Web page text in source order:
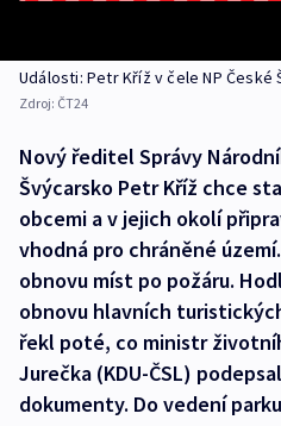
Události: Petr Kříž v čele NP České
Zdroj: ČT24
Nový ředitel Správy
Švýcarsko Petr Kříž chce
obcemi a v jejich okolí
vhodná pro chráněné
obnovu míst po požáru.
obnovu hlavních
řekl poté, co ministr
Jurečka (KDU-ČSL)
dokumenty. Do vedení